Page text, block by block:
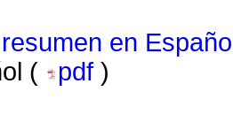
resumen en
(
pdf )